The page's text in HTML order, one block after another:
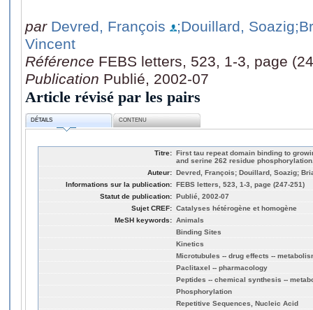
par Devred, François ;Douillard, Soazig
Vincent
Référence FEBS letters, 523, 1-3, page
Publication Publié, 2002-07
Article révisé par les pairs
DÉTAILS CONTENU
Titre: First tau repeat domain binding to
and serine 262 residue
Auteur: Devred, François; Douillard, Soazig;
Informations sur la publication: FEBS letters, 523, 1-3, page (247-251)
Statut de publication: Publié, 2002-07
Sujet CREF: Catalyses hétérogène et homogène
MeSH keywords: Animals
Binding Sites
Kinetics
Microtubules -- drug effects --
Paclitaxel -- pharmacology
Peptides -- chemical synthesis --
Phosphorylation
Repetitive Sequences, Nucleic Acid